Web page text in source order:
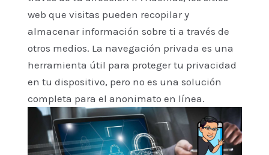
web que visitas pueden recopilar y
almacenar información sobre ti a través de
otros medios. La navegación privada es una
herramienta útil para proteger tu privacidad
en tu dispositivo, pero no es una solución
completa para el anonimato en línea.